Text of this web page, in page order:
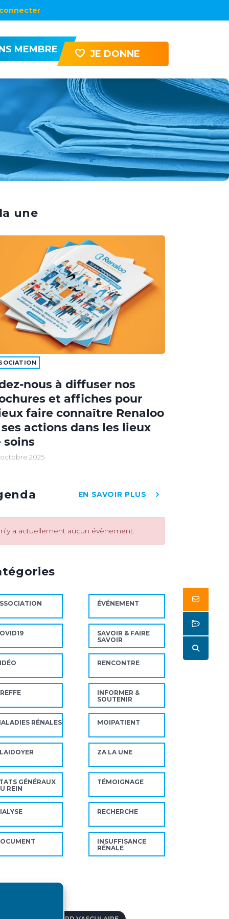
MEMBRE JE DONNE
une
nous à diffuser nos
et affiches pour
faire connaître Renaloo
actions dans les lieux
soins
2025
EN SAVOIR PLUS
n’y a actuellement aucun évènement.
ÉVÉNEMENT
SAVOIR & FAIRE
SAVOIR
RENCONTRE
INFORMER &
SOUTENIR
RÉNALES MOIPATIENT
ZA LA UNE
GÉNÉRAUX
REIN
TÉMOIGNAGE
RECHERCHE
INSUFFISANCE
RÉNALE